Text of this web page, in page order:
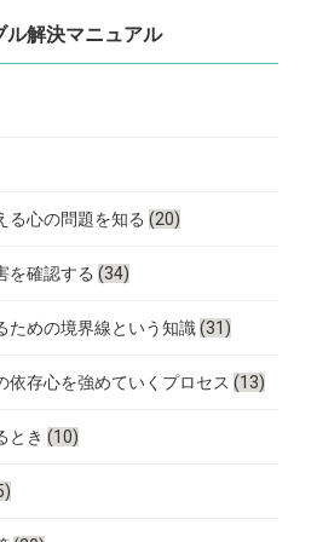
ル解決マニュアル
る心の問題を知る(20)
を確認する(34)
めの境界線という知識(31)
存心を強めていくプロセス(13)
とき(10)